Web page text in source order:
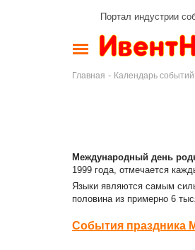
Портал индустрии
Главная - Календарь событий
Международный день
1999 года, отмечается
Языки являются самым
половина из примерно 6
События праздника